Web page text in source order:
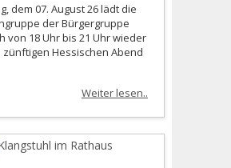
dem 07. August 26 lädt die
der Bürgergruppe
von 18 Uhr bis 21 Uhr wieder
zünftigen Hessischen Abend
Weiter lesen..